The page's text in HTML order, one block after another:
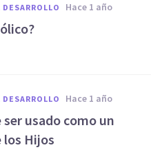
hace 1 año
hace 1 año
usado como un
los Hijos